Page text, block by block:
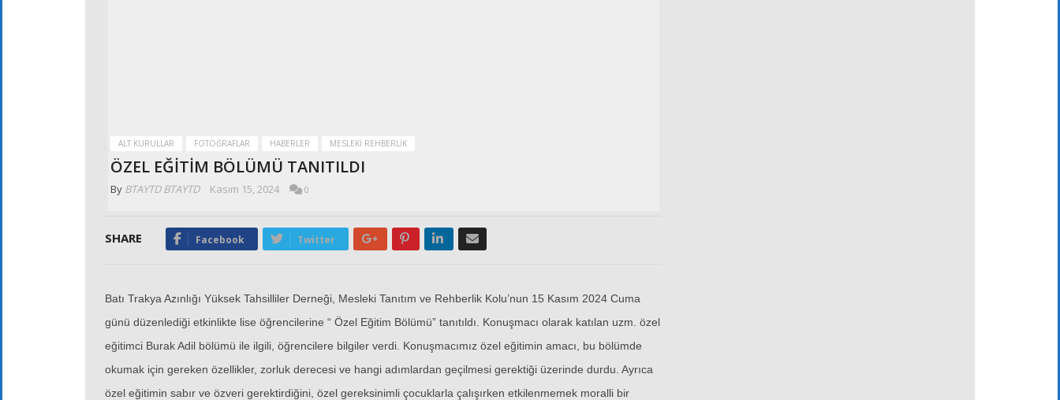
ALT KURULLAR FOTOĞRAFLAR HABERLER MESLEKI REHBERLIK
ÖZEL EĞİTİM BÖLÜMÜ TANITILDI
By BTAYTD BTAYTD Kasım 15, 2024 0
SHARE Facebook Twitter Google+ PinterestLinkedIn
Batı Trakya Azınlığı Yüksek Tahsilliler Derneği, Mesleki Tanıtım ve Rehberlik Kolu’nun 15 Kasım 2024 Cuma
günü düzenlediği etkinlikte lise öğrencilerine “ Özel Eğitim Bölümü” tanıtıldı. Konuşmacı olarak katılan uzm. özel
eğitimci Burak Adil bölümü ile ilgili, öğrencilere bilgiler verdi. Konuşmacımız özel eğitimin amacı, bu bölümde
okumak için gereken özellikler, zorluk derecesi ve hangi adımlardan geçilmesi gerektiği üzerinde durdu. Ayrıca
özel eğitimin sabır ve özveri gerektirdiğini, özel gereksinimli çocuklarla çalışırken etkilenmemek moralli bir